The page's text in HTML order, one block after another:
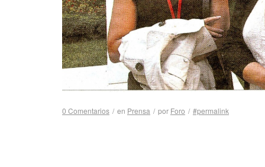
0 Comentarios / en Prensa / por Foro / #permalink